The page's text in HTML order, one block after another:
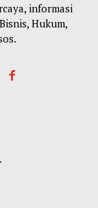
informasi
Hukum,